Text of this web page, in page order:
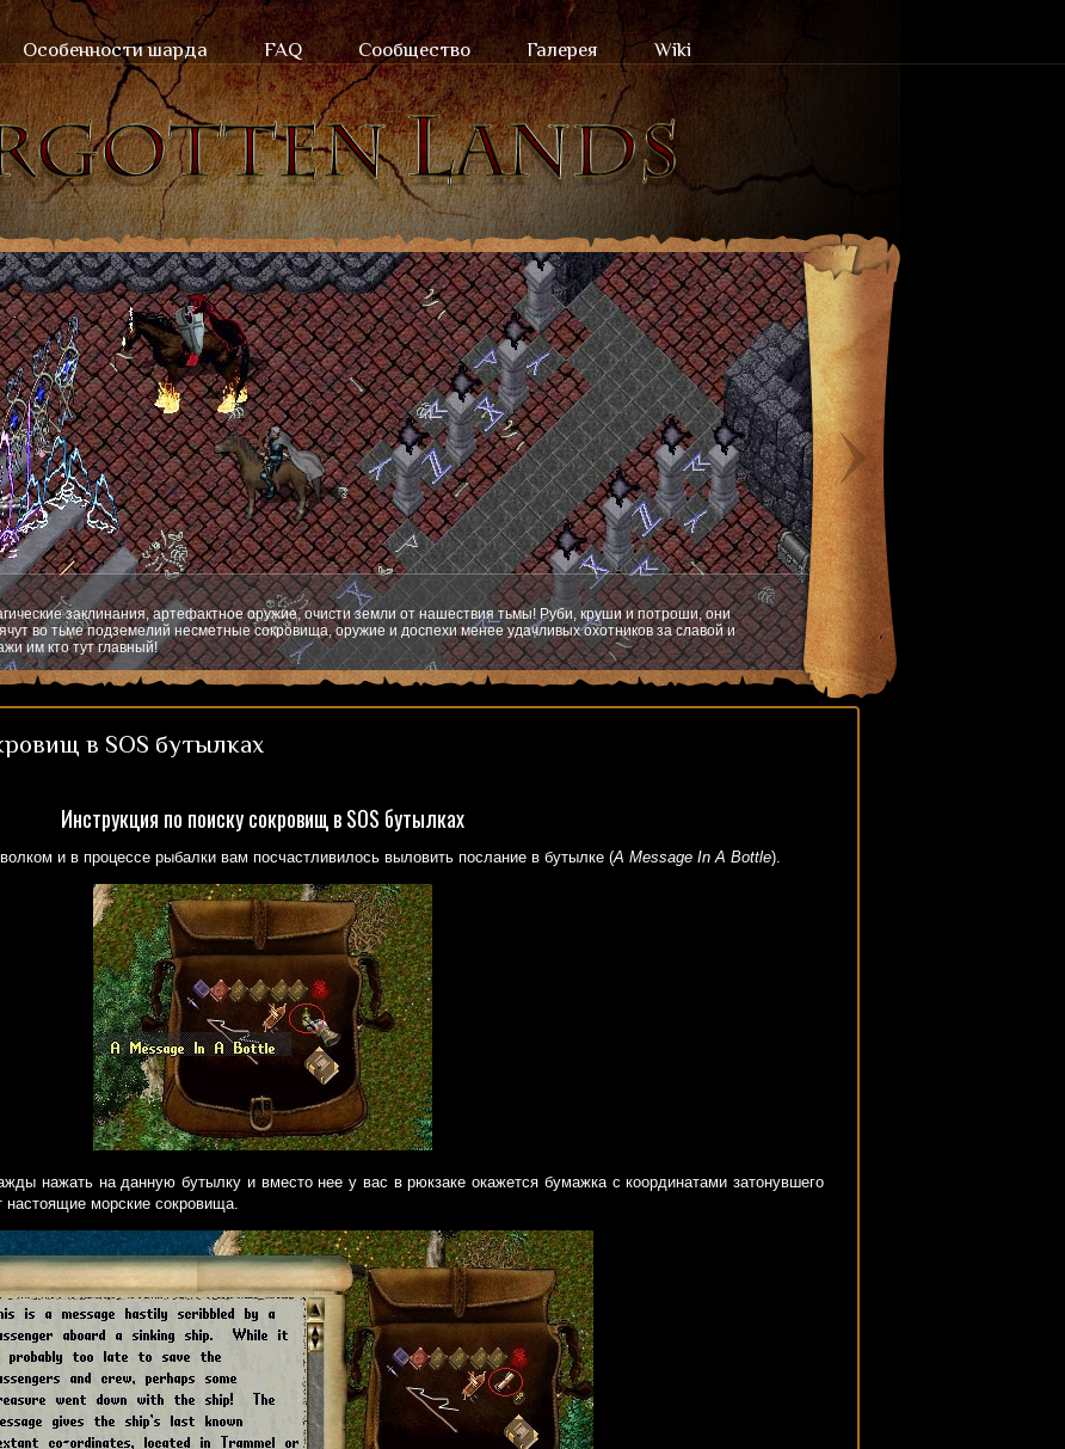
Особенности шарда FAQ Сообщество Галерея Wiki
заклинания, артефактное оружие, очисти земли от нашествия тьмы! Руби, круши и потроши, они
во тьме подземелий несметные сокровища, оружие и доспехи менее удачливых охотников за славой и
им кто тут главный!
в SOS бутылках
Инструкция по поиску сокровищ в SOS бутылках
и в процессе рыбалки вам посчастливилось выловить послание в бутылке (A Message In A Bottle).
нажать на данную бутылку и вместо нее у вас в рюкзаке окажется бумажка с координатами затонувшего
морские сокровища.